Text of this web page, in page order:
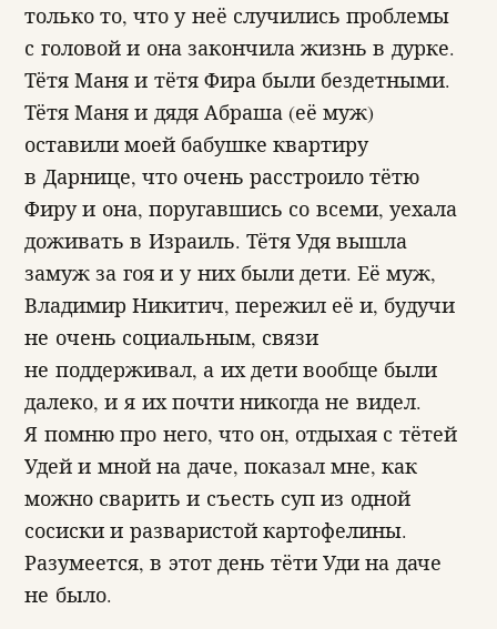
только то, что у неё случились проблемы
с головой и она закончила жизнь в дурке.
Тётя Маня и тётя Фира были бездетными.
Тётя Маня и дядя Абраша (её муж)
оставили моей бабушке квартиру
в Дарнице, что очень расстроило тётю
Фиру и она, поругавшись со всеми, уехала
доживать в Израиль. Тётя Удя вышла
замуж за гоя и у них были дети. Её муж,
Владимир Никитич, пережил её и, будучи
не очень социальным, связи
не поддерживал, а их дети вообще были
далеко, и я их почти никогда не видел.
Я помню про него, что он, отдыхая с тётей
Удей и мной на даче, показал мне, как
можно сварить и съесть суп из одной
сосиски и разваристой картофелины.
Разумеется, в этот день тёти Уди на даче
не было.